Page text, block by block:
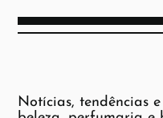
Notícias, tendências